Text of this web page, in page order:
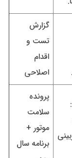
گزارش
تست و
اقدام
اصلاحی
پرونده
سلامت
موتور +
برنامه سال